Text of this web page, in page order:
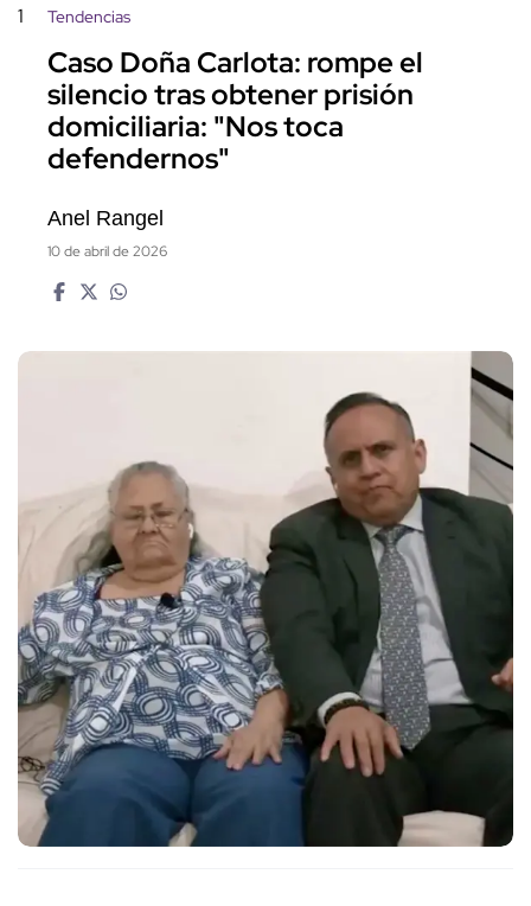
1 Tendencias
Caso Doña Carlota: rompe el
silencio tras obtener prisión
domiciliaria: "Nos toca
defendernos"
Anel Rangel
10 de abril de 2026